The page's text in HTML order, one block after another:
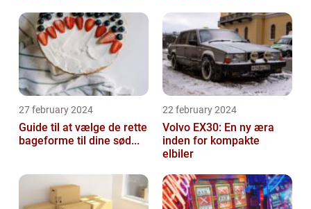
27 february 2024
Guide til at vælge de rette
bageforme til dine sød...
22 february 2024
Volvo EX30: En ny æra
inden for kompakte
elbiler